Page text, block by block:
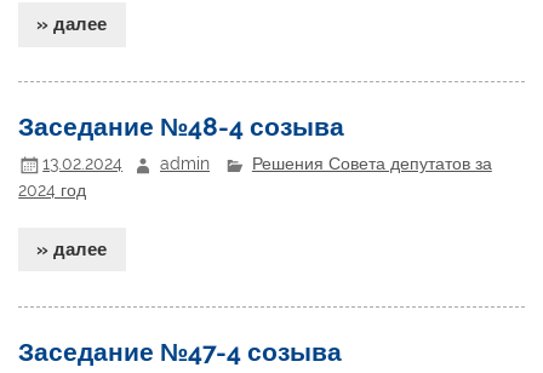
» далее
Заседание №48-4 созыва
13.02.2024 admin
Решения Совета депутатов за
2024 год
» далее
Заседание №47-4 созыва